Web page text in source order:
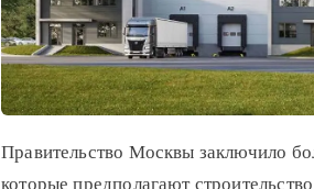
Правительство Москвы заключило
которые предполагают